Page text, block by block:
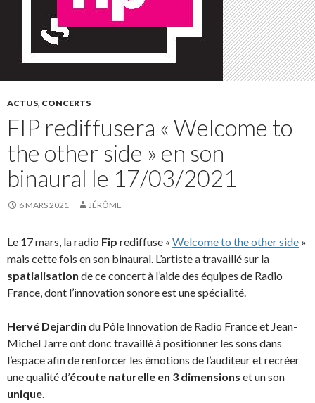
ACTUS, CONCERTS
FIP rediffusera « Welcome to
the other side » en son
binaural le 17/03/2021
6 MARS 2021 JÉRÔME
Le 17 mars, la radio Fip rediffuse « Welcome to the other side »
mais cette fois en son binaural. L’artiste a travaillé sur la
spatialisation de ce concert à l’aide des équipes de Radio
France, dont l’innovation sonore est une spécialité.
Hervé Dejardin du Pôle Innovation de Radio France et Jean-
Michel Jarre ont donc travaillé à positionner les sons dans
l’espace afin de renforcer les émotions de l’auditeur et recréer
une qualité d’écoute naturelle en 3 dimensions et un son
unique.